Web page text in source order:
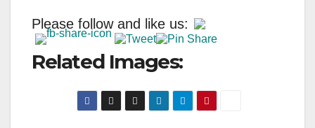
Please follow and like us:
Related Images: